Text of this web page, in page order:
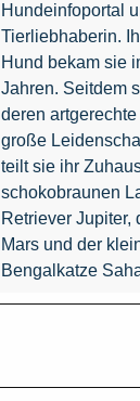
Hundeinfoportal
Tierliebhaberin.
Hund bekam sie
Jahren. Seitdem
deren
große
teilt sie ihr
schokobraunen
Retriever Jupiter,
Mars und der
Bengalkatze